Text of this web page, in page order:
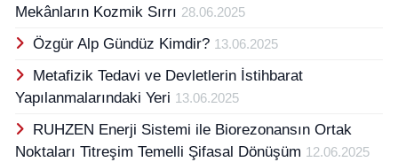
Mekânların Kozmik Sırrı 28.06.2025
Özgür Alp Gündüz Kimdir? 13.06.2025
Metafizik Tedavi ve Devletlerin İstihbarat
Yapılanmalarındaki Yeri 13.06.2025
RUHZEN Enerji Sistemi ile Biorezonansın Ortak
Noktaları Titreşim Temelli Şifasal Dönüşüm 12.06.2025